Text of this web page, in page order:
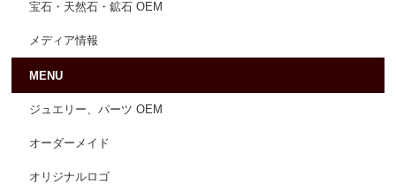
宝石・天然石・鉱石 OEM
メディア情報
MENU
ジュエリー、パーツ OEM
オーダーメイド
オリジナルロゴ